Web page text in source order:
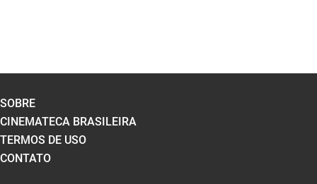
SOBRE
CINEMATECA BRASILEIRA
TERMOS DE USO
CONTATO